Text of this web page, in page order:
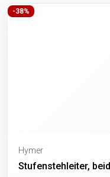
-38%
Hymer
Stufenstehleiter,